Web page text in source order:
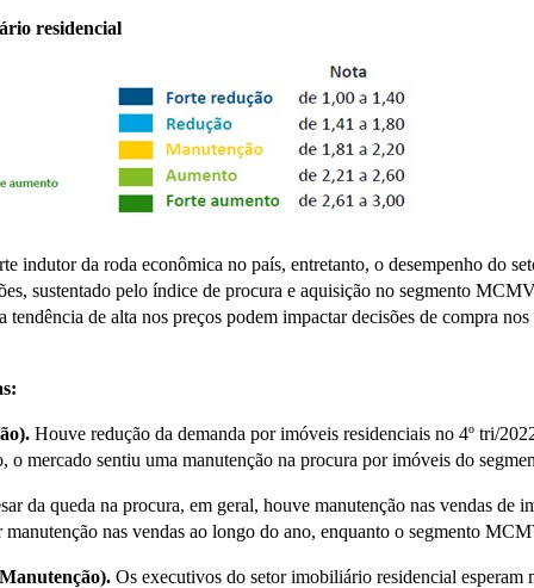
residencial
indutor da roda econômica no país, entretanto, o desempenho do
sustentado pelo índice de procura e aquisição no segmento
de alta nos preços podem impactar decisões de compra
Houve redução da demanda por imóveis residenciais no 4º tri/
o mercado sentiu uma manutenção na procura por imóveis do
da queda na procura, em geral, houve manutenção nas vendas
nas vendas ao longo do ano, enquanto o segmento
Os executivos do setor imobiliário residencial esperam